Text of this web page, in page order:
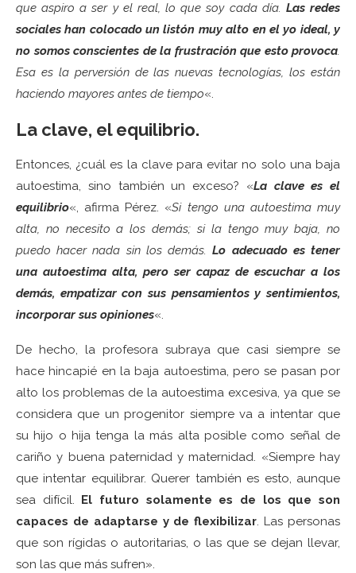
que aspiro a ser y el real, lo que soy cada día. Las redes
sociales han colocado un listón muy alto en el yo ideal, y
no somos conscientes de la frustración que esto provoca.
Esa es la perversión de las nuevas tecnologías, los están
haciendo mayores antes de tiempo«.
La clave, el equilibrio.
Entonces, ¿cuál es la clave para evitar no solo una baja
autoestima, sino también un exceso? «La clave es el
equilibrio«, afirma Pérez. «Si tengo una autoestima muy
alta, no necesito a los demás; si la tengo muy baja, no
puedo hacer nada sin los demás.Lo adecuado es tener
una autoestima alta, pero ser capaz de escuchar a los
demás, empatizar con sus pensamientos y sentimientos,
incorporar sus opiniones«.
De hecho, la profesora subraya que casi siempre se
hace hincapié en la baja autoestima, pero se pasan por
alto los problemas de la autoestima excesiva, ya que se
considera que un progenitor siempre va a intentar que
su hijo o hija tenga la más alta posible como señal de
cariño y buena paternidad y maternidad. «Siempre hay
que intentar equilibrar. Querer también es esto, aunque
sea difícil. El futuro solamente es de los que son
capaces de adaptarse y de flexibilizar. Las personas
que son rígidas o autoritarias, o las que se dejan llevar,
son las que más sufren».